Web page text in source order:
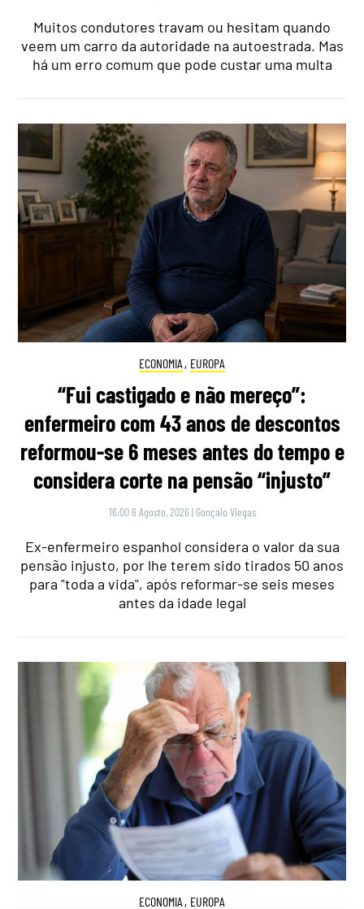
Muitos condutores travam ou hesitam quando
veem um carro da autoridade na autoestrada. Mas
há um erro comum que pode custar uma multa
ECONOMIA , EUROPA
“Fui castigado e não mereço”:
enfermeiro com 43 anos de descontos
reformou-se 6 meses antes do tempo e
considera corte na pensão “injusto”
16:00 6 Agosto, 2026 | Gonçalo Viegas
Ex-enfermeiro espanhol considera o valor da sua
pensão injusto, por lhe terem sido tirados 50 anos
para "toda a vida", após reformar-se seis meses
antes da idade legal
ECONOMIA , EUROPA